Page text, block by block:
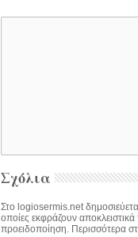
Σχόλια
Στο logiosermis.net
οποίες εκφράζουν
προειδοποίηση. Περισσότερα